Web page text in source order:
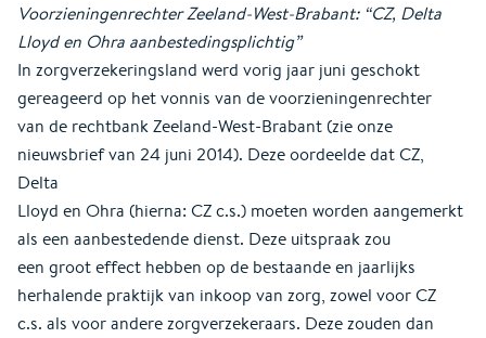
Voorzieningenrechter Zeeland-West-Brabant: “CZ, Delta
Lloyd en Ohra aanbestedingsplichtig”
In zorgverzekeringsland werd vorig jaar juni geschokt
gereageerd op het vonnis van de voorzieningenrechter
van de rechtbank Zeeland-West-Brabant (zie onze
nieuwsbrief van 24 juni 2014). Deze oordeelde dat CZ,
Delta
Lloyd en Ohra (hierna: CZ c.s.) moeten worden aangemerkt
als een aanbestedende dienst. Deze uitspraak zou
een groot effect hebben op de bestaande en jaarlijks
herhalende praktijk van inkoop van zorg, zowel voor CZ
c.s. als voor andere zorgverzekeraars. Deze zouden dan